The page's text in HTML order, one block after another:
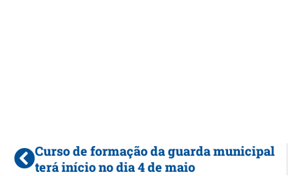
Curso de formação da guarda municipal
terá início no dia 4 de maio